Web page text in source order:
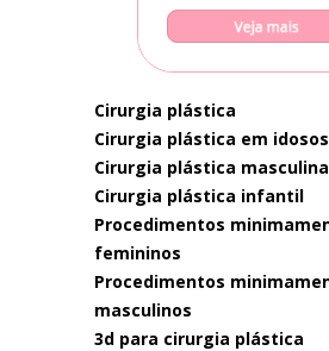
cirurgia plástica
cirurgia plástica em idosos
cirurgia plástica masculina
cirurgia plástica infantil
procedimentos minimamente invasivos
femininos
procedimentos minimamente invasivos
masculinos
3d para cirurgia plástica